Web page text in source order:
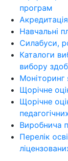
програм
Навчальні
Силабуси,
Каталоги
вибору
Моніторинг
Щорічне
Щорічне
Виробнича
Перелік